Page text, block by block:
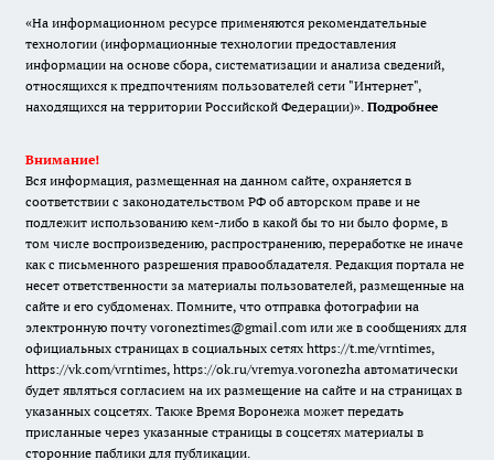
«На информационном ресурсе применяются рекомендательные
технологии (информационные технологии предоставления
информации на основе сбора, систематизации и анализа сведений,
относящихся к предпочтениям пользователей сети "Интернет",
находящихся на территории Российской Федерации)». Подробнее
Внимание!
Вся информация, размещенная на данном сайте, охраняется в
соответствии с законодательством РФ об авторском праве и не
подлежит использованию кем-либо в какой бы то ни было форме, в
том числе воспроизведению, распространению, переработке не иначе
как с письменного разрешения правообладателя. Редакция портала не
несет ответственности за материалы пользователей, размещенные на
сайте и его субдоменах. Помните, что отправка фотографии на
электронную почту voroneztimes@gmail.com или же в сообщениях для
официальных страницах в социальных сетях https://t.me/vrntimes,
https://vk.com/vrntimes, https://ok.ru/vremya.voronezha автоматически
будет являться согласием на их размещение на сайте и на страницах в
указанных соцсетях. Также Время Воронежа может передать
присланные через указанные страницы в соцсетях материалы в
сторонние паблики для публикации.